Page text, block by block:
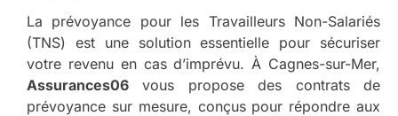
La prévoyance pour les Travailleurs Non-Salariés
(TNS) est une solution essentielle pour sécuriser
votre revenu en cas d’imprévu. À Cagnes-sur-Mer,
Assurances06 vous propose des contrats de
prévoyance sur mesure, conçus pour répondre aux